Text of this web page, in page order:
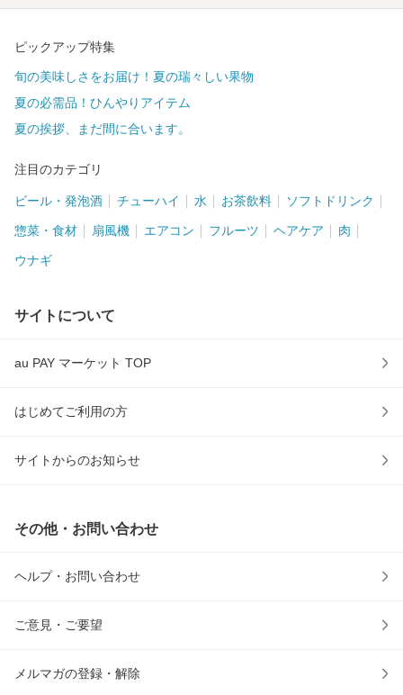
ピックアップ特集
旬の美味しさをお届け！夏の瑞々しい果物
夏の必需品！ひんやりアイテム
夏の挨拶、まだ間に合います。
注目のカテゴリ
ビール・発泡酒 チューハイ 水 お茶飲料 ソフトドリンク
惣菜・食材 扇風機 エアコン フルーツ ヘアケア 肉
ウナギ
サイトについて
au PAY マーケット TOP
はじめてご利用の方
サイトからのお知らせ
その他・お問い合わせ
ヘルプ・お問い合わせ
ご意見・ご要望
メルマガの登録・解除